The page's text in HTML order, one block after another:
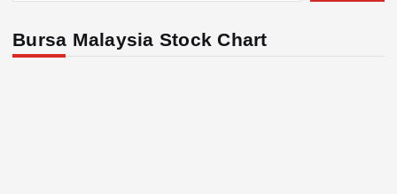
Bursa Malaysia Stock Chart